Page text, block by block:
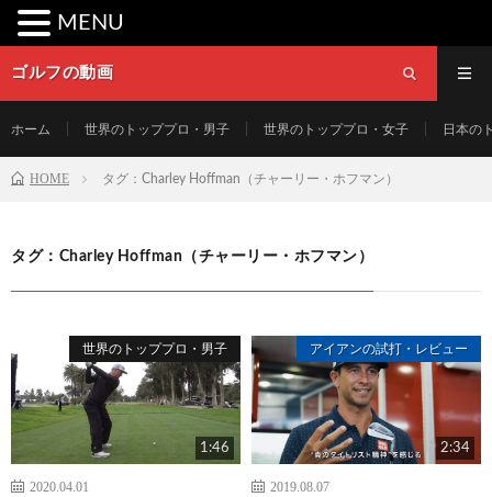
ゴルフの動画
ホーム 世界のトッププロ・男子 世界のトッププロ・女子 日本の
HOME タグ：Charley Hoffman（チャーリー・ホフマン）
タグ：Charley Hoffman（チャーリー・ホフマン）
世界のトッププロ・男子
1:46
2020.04.01
アイアンの試打・レビュー
2:34
2019.08.07
MENU